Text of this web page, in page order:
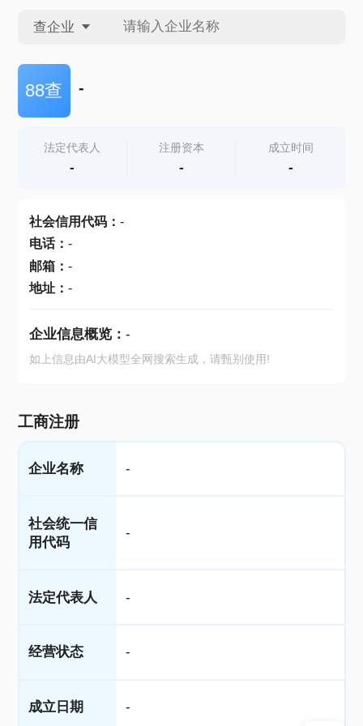
查企业
查企业
查产地
88查 -
法定代表人
-
注册资本
-
成立时间
-
社会信用代码： -
电话： -
邮箱： -
地址： -
企业信息概览： -
如上信息由AI大模型全网搜索生成，请甄别使用!
工商注册
企业名称 -
社会统一信
用代码
-
法定代表人 -
经营状态 -
成立日期 -